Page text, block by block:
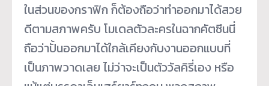
ในส่วนของกราฟิก ก็ต้องถือว่าทำออกมาได้สวย
ดีตามสภาพครับ โมเดลตัวละครในฉากคัตซีนนี่
ถือว่าปั้นออกมาได้ใกล้เคียงกับงานออกแบบที่
เป็นภาพวาดเลย ไม่ว่าจะเป็นตัววัลคิรี่เอง หรือ